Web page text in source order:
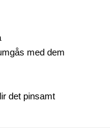
med dem
det pinsamt